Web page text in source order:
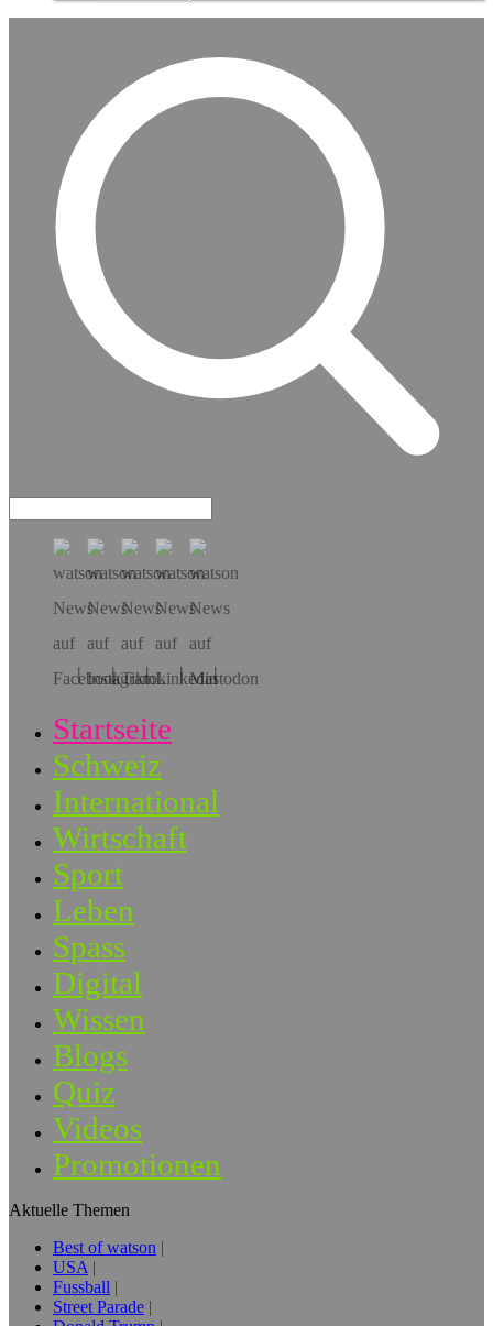
Hol dir die App!
Startseite
Schweiz
International
Wirtschaft
Sport
Leben
Spass
Digital
Wissen
Blogs
Quiz
Videos
Promotionen
Aktuelle Themen
Best of watson
USA
Fussball
Street Parade